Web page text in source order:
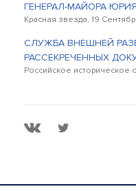
ГЕНЕРАЛ-МАЙОРА
Красная звезда, 19
СЛУЖБА ВНЕШНЕЙ
РАССЕКРЕЧЕННЫХ
Российское историческое